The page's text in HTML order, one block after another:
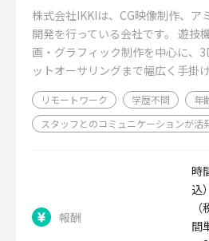
株式会社IKKIは、CG映像制作、ア
開発を行っている会社です。 遊技
画・グラフィック制作を中心に、
ットオーサリングまで幅広く手掛
リモートワーク 学歴不問
年
スタッフとのコミュニケーションが活
報酬
時
込
間